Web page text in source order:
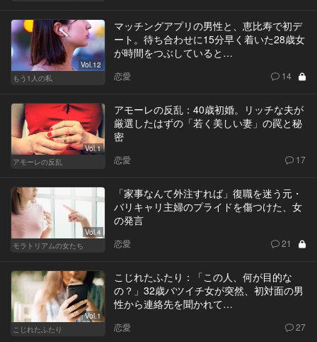
Vol.12
もう1人の私
マッチングアプリの男性と、恵比寿で初デ
ート。待ち合わせに15分早く着いた28歳女
が時間をつぶしていると…
恋愛 14
Vol.1
アモーレの反乱
アモーレの反乱：40歳初婚。リッチな夫が
厳選したはずの「若く美しい妻」の罠と秘
密
恋愛 17
Vol.4
モラトリアムの女たち
「家事なんて外注すれば」復職を迷う元・
バリキャリ主婦のプライドを傷つけた、女
の発言
恋愛 21
Vol.1
こじれたふたり
こじれたふたり：「この人、何が目的な
の？」32歳バツイチ女が突然、初対面の男
性から連絡先を聞かれて…
恋愛 27